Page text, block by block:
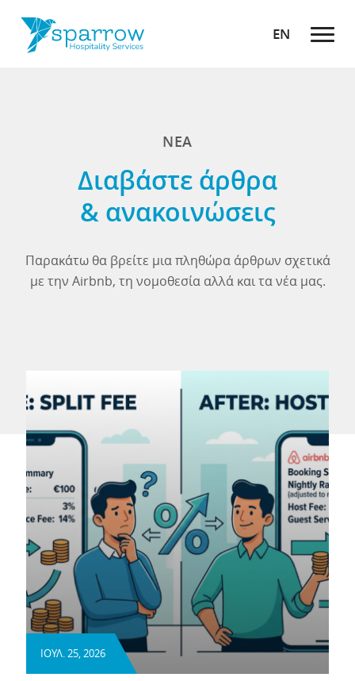
EN
ΝΕΑ
Διαβάστε άρθρα
& ανακοινώσεις
Παρακάτω θα βρείτε μια πληθώρα άρθρων σχετικά
με την Airbnb, τη νομοθεσία αλλά και τα νέα μας.
ΙΟΥΛ. 25, 2026